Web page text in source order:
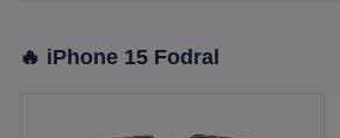
🔥 iPhone 15 Fodral